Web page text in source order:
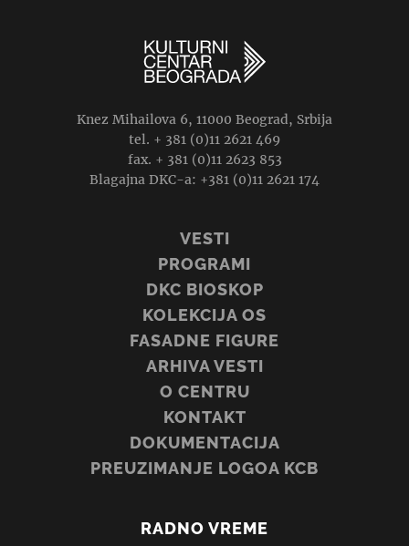
Knez Mihailova 6, 11000 Beograd, Srbija
tel. + 381 (0)11 2621 469
fax. + 381 (0)11 2623 853
Blagajna DKC-a: +381 (0)11 2621 174
VESTI
PROGRAMI
DKC BIOSKOP
KOLEKCIJA OS
FASADNE FIGURE
ARHIVA VESTI
O CENTRU
KONTAKT
DOKUMENTACIJA
PREUZIMANJE LOGOA KCB
RADNO VREME